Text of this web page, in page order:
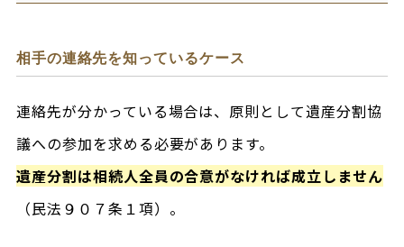
相手の連絡先を知っているケース
連絡先が分かっている場合は、原則として遺産分割協
議への参加を求める必要があります。
遺産分割は相続人全員の合意がなければ成立しません
（民法９０７条１項）。